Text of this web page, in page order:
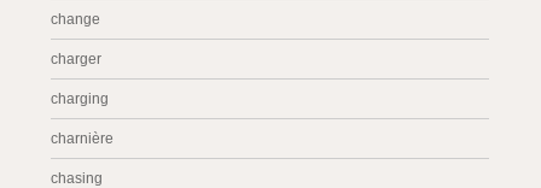
change
charger
charging
charnière
chasing